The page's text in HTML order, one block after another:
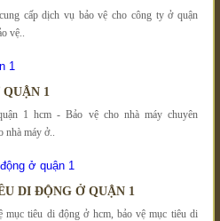
cấp dịch vụ bảo vệ cho công ty ở quận
vệ..
1
1 hcm - Bảo vệ cho nhà máy chuyên
máy ở..
DI ĐỘNG Ở QUẬN 1
tiêu di động ở hcm, bảo vệ mục tiêu di